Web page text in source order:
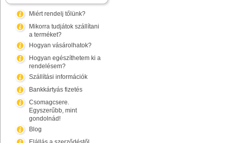
Miért rendelj tőlünk?
Mikorra tudjátok szállítani
a terméket?
Hogyan vásárolhatok?
Hogyan egészíthetem ki a
rendelésem?
Szállítási információk
Bankkártyás fizetés
Csomagcsere.
Egyszerűbb, mint
gondolnád!
Blog